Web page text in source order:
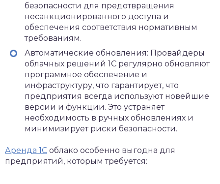
безопасности для предотвращения
несанкционированного доступа и
обеспечения соответствия нормативным
требованиям.
Автоматические обновления: Провайдеры
облачных решений 1С регулярно обновляют
программное обеспечение и
инфраструктуру, что гарантирует, что
предприятия всегда используют новейшие
версии и функции. Это устраняет
необходимость в ручных обновлениях и
минимизирует риски безопасности.
Аренда 1С облако особенно выгодна для
предприятий, которым требуется: